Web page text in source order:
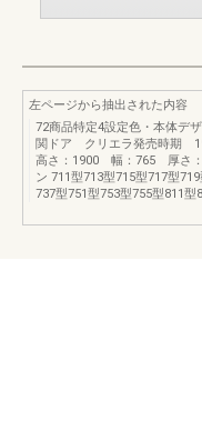
左ページから抽出された内容
72商品特定4設定色・本体
関ドア クリエラ発売時期
高さ：1900 幅：765 厚さ：
ン 711型713型715型717型
737型751型753型755型811型